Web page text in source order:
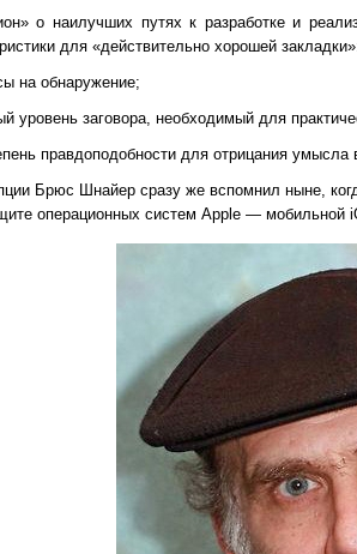
о наилучших путях к разработке и
для «действительно хорошей
на обнаружение;
уровень заговора, необходимый для
правдоподобности для отрицания умысла
Брюс Шнайер сразу же вспомнил ныне,
операционных систем Apple — мобильной